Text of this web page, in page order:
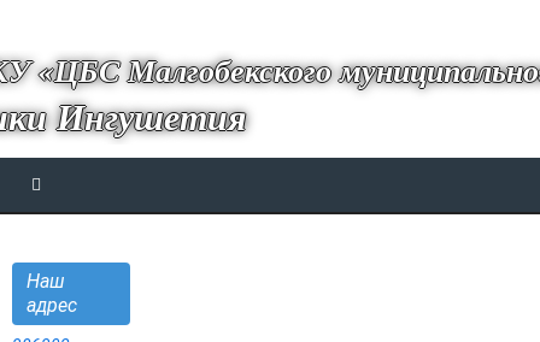
«ЦБС Малгобекского
Ингушетия
Наш
адрес